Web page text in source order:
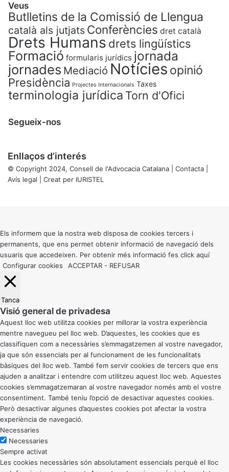
Veus
Butlletins de la Comissió de Llengua
català als jutjats Conferències dret català
Drets Humans drets lingüístics
Formació formularis jurídics jornada
jornades Mediació Notícies opinió
Presidència Projectes Internacionals Taxes
terminologia jurídica Torn d'Ofici
Segueix-nos
Enllaços d’interés
© Copyright 2024, Consell de l'Advocacia Catalana | Contacta
Avís legal | Creat per IURISTEL
button
Els informem que la nostra web disposa de cookies tercers i
permanents, que ens permet obtenir informació de navegació dels
usuaris que accedeixen. Per obtenir més informació fes click aquí
Configurar cookies
ACCEPTAR - REFUSAR
Tanca
Visió general de privadesa
Aquest lloc web utilitza cookies per millorar la vostra experiència
mentre navegueu pel lloc web. D’aquestes, les cookies que es
classifiquen com a necessàries s’emmagatzemen al vostre navegador,
ja que són essencials per al funcionament de les funcionalitats
bàsiques del lloc web. També fem servir cookies de tercers que ens
ajuden a analitzar i entendre com utilitzeu aquest lloc web. Aquestes
cookies s’emmagatzemaran al vostre navegador només amb el vostre
consentiment. També teniu l’opció de desactivar aquestes cookies.
Però desactivar algunes d’aquestes cookies pot afectar la vostra
experiència de navegació.
Necessaries
Necessaries
Sempre activat
Les cookies necessàries són absolutament essencials perquè el lloc